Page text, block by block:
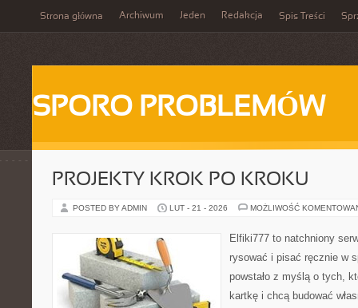
Strona główna Archiwum Jeden Redakcja Spis Treści
SPORO PROBLEMÓW
PROJEKTY KROK PO KROKU
POSTED BY ADMIN LUT - 21 - 2026 MOŻLIWOŚĆ
Elfiki777 to natchniony
rysować i pisać ręcznie w
powstało z myślą o tych,
kartkę i chcą budować